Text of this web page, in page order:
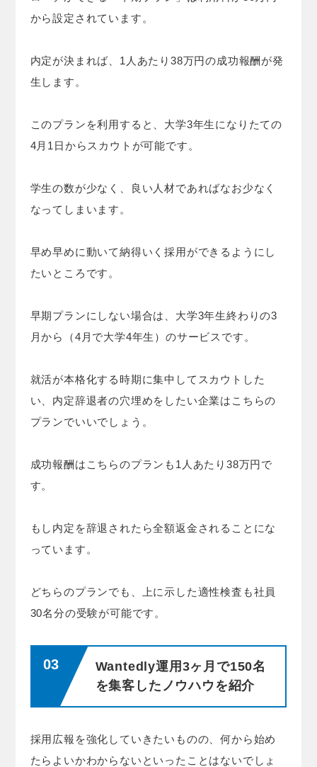
から設定されています。
内定が決まれば、1人あたり38万円の成功報酬が発
生します。
このプランを利用すると、大学3年生になりたての
4月1日からスカウトが可能です。
学生の数が少なく、良い人材であればなお少なく
なってしまいます。
早め早めに動いて納得いく採用ができるようにし
たいところです。
早期プランにしない場合は、大学3年生終わりの3
月から（4月で大学4年生）のサービスです。
就活が本格化する時期に集中してスカウトした
い、内定辞退者の穴埋めをしたい企業はこちらの
プランでいいでしょう。
成功報酬はこちらのプランも1人あたり38万円で
す。
もし内定を辞退されたら全額返金されることにな
っています。
どちらのプランでも、上に示した適性検査も社員
30名分の受験が可能です。
Wantedly運用3ヶ月で150名
を集客したノウハウを紹介
採用広報を強化していきたいものの、何から始め
たらよいかわからないといったことはないでしょ